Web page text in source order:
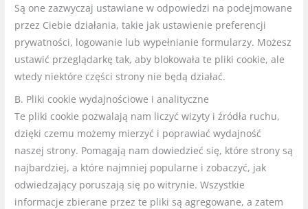
Są one zazwyczaj ustawiane w odpowiedzi na podejmowane
przez Ciebie działania, takie jak ustawienie preferencji
prywatności, logowanie lub wypełnianie formularzy. Możesz
ustawić przeglądarkę tak, aby blokowała te pliki cookie, ale
wtedy niektóre części strony nie będą działać.
B. Pliki cookie wydajnościowe i analityczne
Te pliki cookie pozwalają nam liczyć wizyty i źródła ruchu,
dzięki czemu możemy mierzyć i poprawiać wydajność
naszej strony. Pomagają nam dowiedzieć się, które strony są
najbardziej, a które najmniej popularne i zobaczyć, jak
odwiedzający poruszają się po witrynie. Wszystkie
informacje zbierane przez te pliki są agregowane, a zatem